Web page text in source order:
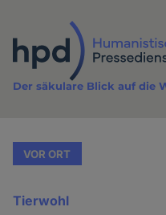
Inhalt
Der säkulare Blick auf die
VOR ORT
Tierwohl